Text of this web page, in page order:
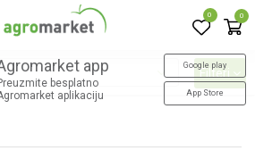
0 0
app
besplatno
aplikaciju
Google play
App Store
Filteri